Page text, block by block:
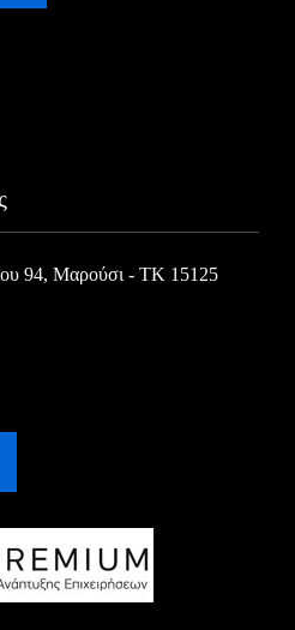
94, Μαρούσι - ΤΚ 15125